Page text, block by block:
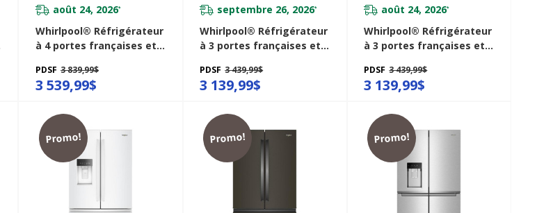
août 24, 2026*
Whirlpool® Réfrigérateur
à 4 portes françaises et
véritable de 36 po - 22 pi
cu WRMC5036RZ
PDSF 3 839,99$
3 539,99$
septembre 26, 2026*
Whirlpool® Réfrigérateur
à 3 portes françaises et
véritable de 36 po - 23.4
pi cu WRFC5036RV
PDSF 3 439,99$
3 139,99$
août 24, 2026*
Whirlpool® Réfrigérateur
à 3 portes françaises et
véritable de 36 po - 23.4
pi cu WRFC5236RZ
PDSF 3 439,99$
3 139,99$
Promo! Promo! Promo!